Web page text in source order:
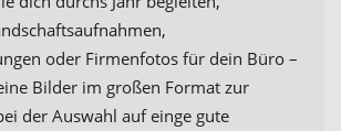
oder Firmenfotos für dein Büro –
Bilder im großen Format zur
der Auswahl auf einge gute